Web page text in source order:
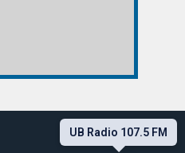
UB Radio 107.5 FM